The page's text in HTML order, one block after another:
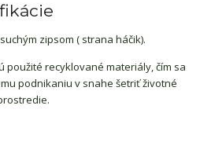
zipsom ( strana háčik).
recyklované materiály, čím sa
podnikaniu v snahe šetriť životné